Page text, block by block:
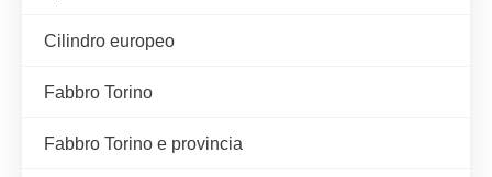
Cilindro europeo
Fabbro Torino
Fabbro Torino e provincia